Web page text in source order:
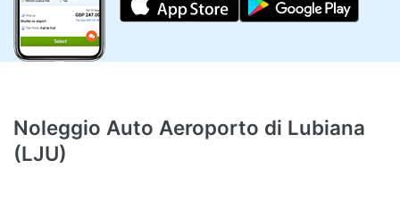
Noleggio Auto Aeroporto di Lubiana
(LJU)